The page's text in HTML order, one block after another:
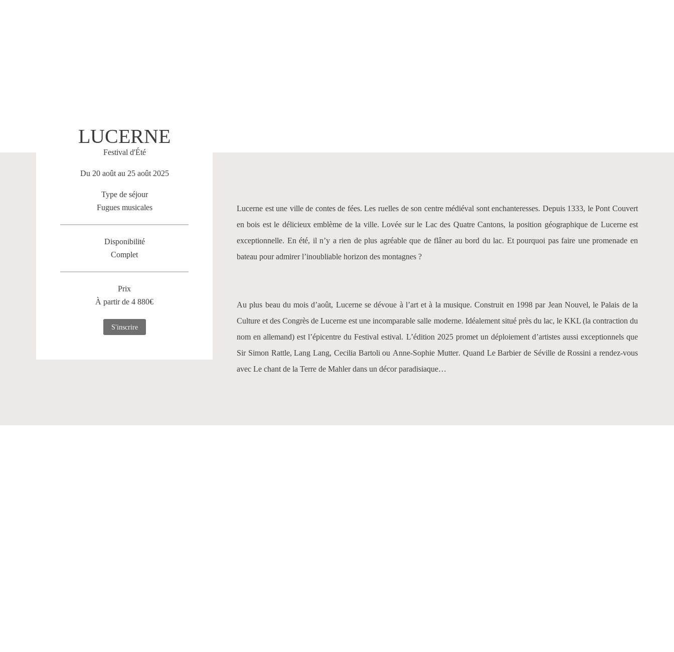
LUCERNE
Festival d'Été
Du 20 août au 25 août 2025
Type de séjour
Fugues musicales
Disponibilité
Complet
Prix
À partir de 4 880€
S'inscrire
Lucerne est une ville de contes de fées. Les ruelles de son centre médiéval sont enchanteresses. Depuis 1333, le Pont Couvert
en bois est le délicieux emblème de la ville. Lovée sur le Lac des Quatre Cantons, la position géographique de Lucerne est
exceptionnelle. En été, il n’y a rien de plus agréable que de flâner au bord du lac. Et pourquoi pas faire une promenade en
bateau pour admirer l’inoubliable horizon des montagnes ?
Au plus beau du mois d’août, Lucerne se dévoue à l’art et à la musique. Construit en 1998 par Jean Nouvel, lePalais de la
Culture et des Congrès de Lucerne est une incomparable salle moderne. Idéalement situé près du lac, le KKL (la contraction du
nom en allemand) est l’épicentre du Festival estival. L’édition 2025 promet un déploiement d’artistes aussi exceptionnels que
Sir Simon Rattle,Lang Lang, Cecilia Bartoli ou Anne-Sophie Mutter. Quand Le Barbier de Sévillede Rossini a rendez-vous
avec Le chant de la Terre de Mahler dans un décor paradisiaque…